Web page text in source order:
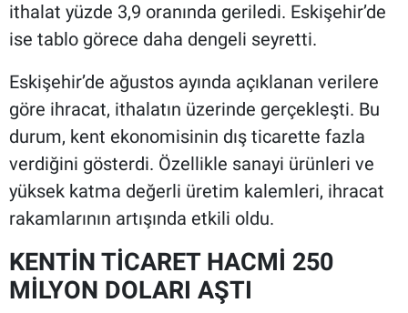
ithalat yüzde 3,9 oranında geriledi. Eskişehir’de
ise tablo görece daha dengeli seyretti.
Eskişehir’de ağustos ayında açıklanan verilere
göre ihracat, ithalatın üzerinde gerçekleşti. Bu
durum, kent ekonomisinin dış ticarette fazla
verdiğini gösterdi. Özellikle sanayi ürünleri ve
yüksek katma değerli üretim kalemleri, ihracat
rakamlarının artışında etkili oldu.
KENTİN TİCARET HACMİ 250
MİLYON DOLARI AŞTI